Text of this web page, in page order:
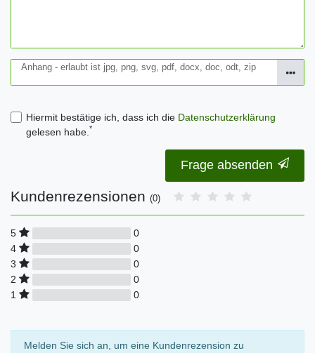
Anhang - erlaubt ist jpg, png, svg, pdf, docx, doc, odt, zip
Hiermit bestätige ich, dass ich die Daten­schutz­erklärung
gelesen habe. *
Frage absenden
Kundenrezensionen (0)
5
0
4
0
3
0
2
0
1
0
Melden Sie sich an, um eine Kundenrezension zu